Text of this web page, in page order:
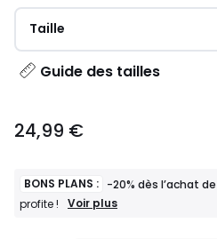
Taille
Guide des tailles
€.
24,99 €
BONS PLANS : -20% dès l’achat
profite !
BONS
Voir plus